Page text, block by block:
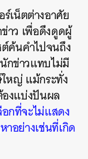
เน็ตต่างอาศัย
าว เพื่อดึงดูดผู้
ค้นคำไปจนถึง
กข่าวแทบไม่มี
หญ่ แม้กระทั่ง
งแบ่งปันผล
กที่จะไม่แสดง
อย่างเช่นที่เกิด